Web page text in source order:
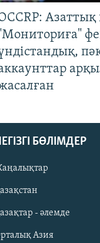
Азаттық
БӨЛІМДЕР
- әлемде
Азия